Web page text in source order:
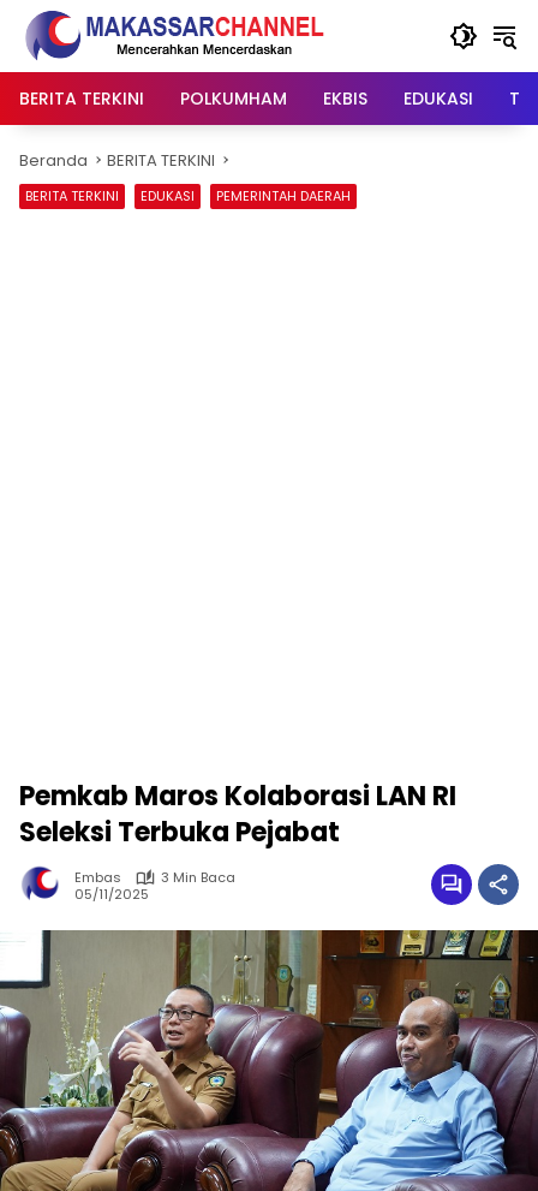
Langsung
konten
BERITA TERKINI
POLKUMHAM EKBIS EDUKASI
Beranda BERITA TERKINI
BERITA TERKINI EDUKASI PEMERINTAH DAERAH
Pemkab Maros Kolaborasi LAN RI
Seleksi Terbuka Pejabat
Embas
3 Min Baca
05/11/2025